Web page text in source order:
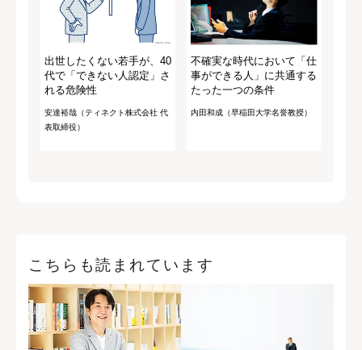
出世したくない若手が、40
代で「できない人認定」さ
れる危険性
安達裕哉（ティネクト株式会社 代
表取締役）
不確実な時代において「仕
事ができる人」に共通する
たった一つの条件
内田和成（早稲田大学名誉教授）
こちらも読まれています